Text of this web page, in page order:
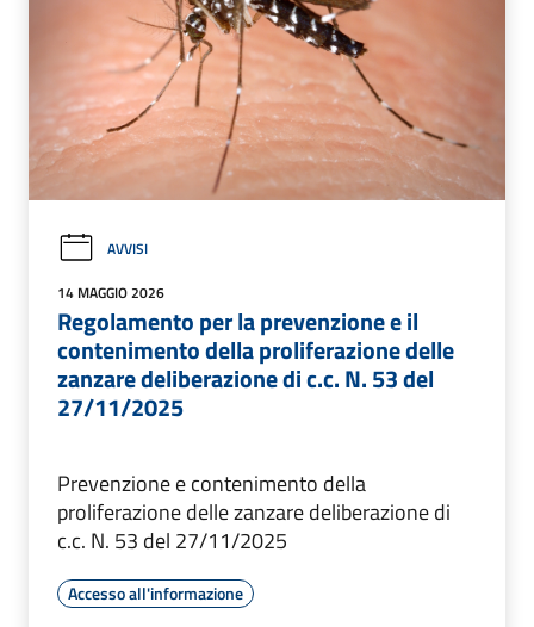
AVVISI
14 MAGGIO 2026
Regolamento per la prevenzione e il
contenimento della proliferazione delle
zanzare deliberazione di c.c. N. 53 del
27/11/2025
Prevenzione e contenimento della
proliferazione delle zanzare deliberazione di
c.c. N. 53 del 27/11/2025
Accesso all'informazione